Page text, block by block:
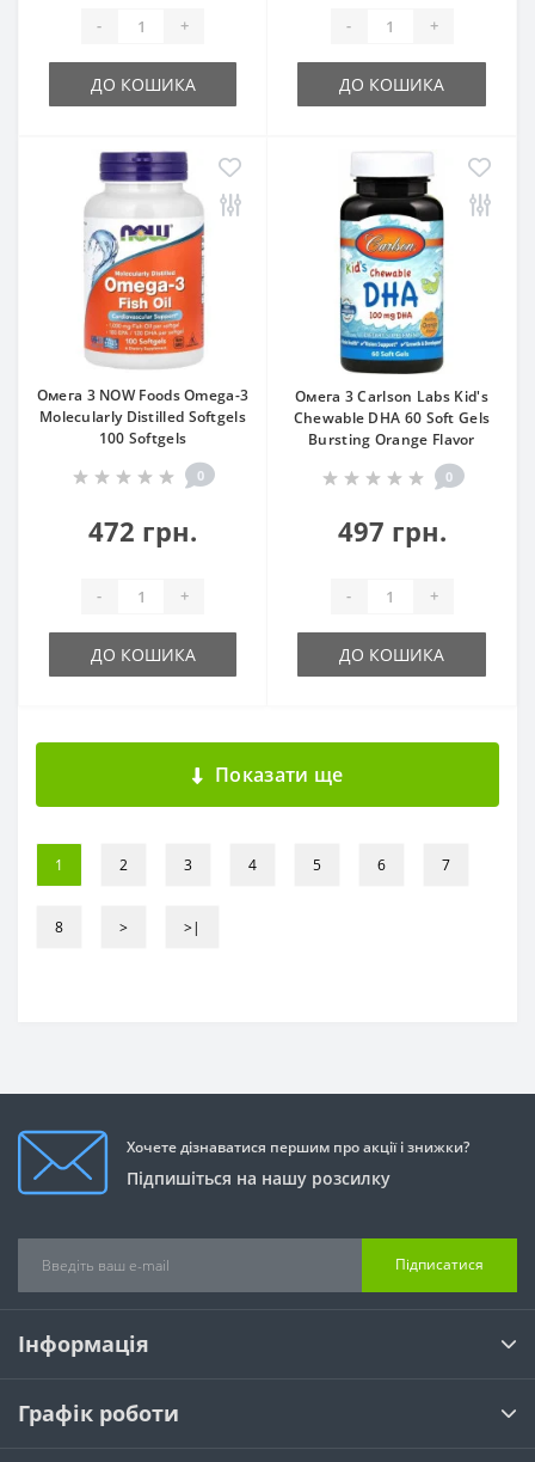
- +
ДО КОШИКА
- +
ДО КОШИКА
Омега 3 NOW Foods Omega-3
Molecularly Distilled Softgels
100 Softgels
0
472 грн.
- +
ДО КОШИКА
Омега 3 Carlson Labs Kid's
Chewable DHA 60 Soft Gels
Bursting Orange Flavor
0
497 грн.
- +
ДО КОШИКА
Показати ще
1 2 3 4 5 6 7
8 > >|
Хочете дізнаватися першим про акції і знижки?
Підпишіться на нашу розсилку
Підписатися
Інформація
Графік роботи